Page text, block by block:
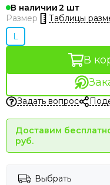
В наличии2
Размер
Таблицы
L
В
Задать вопрос
Доставим
руб.
Выбрать